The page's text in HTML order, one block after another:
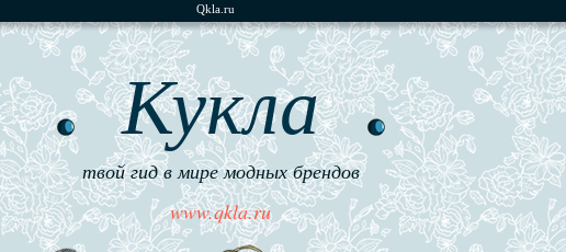
Qkla.ru
Кукла
твой гид в мире модных брендов
www.qkla.ru